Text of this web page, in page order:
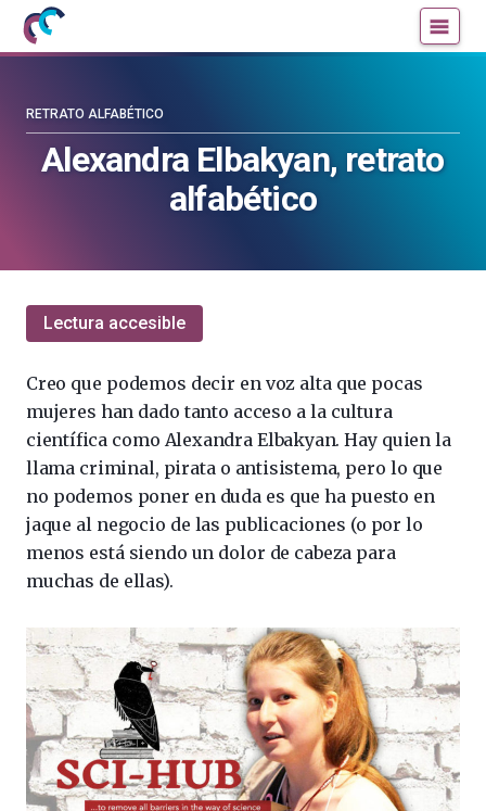
Mujeres
con
la
blog
la
Alexandra Elbakyan, retrato
alfabético
RETRATO ALFABÉTICO
Lectura accesible
Creo que podemos decir en voz alta que pocas
mujeres han dado tanto acceso a la cultura
científica como Alexandra Elbakyan. Hay quien la
llama criminal, pirata o antisistema, pero lo que
no podemos poner en duda es que ha puesto en
jaque al negocio de las publicaciones (o por lo
menos está siendo un dolor de cabeza para
muchas de ellas).